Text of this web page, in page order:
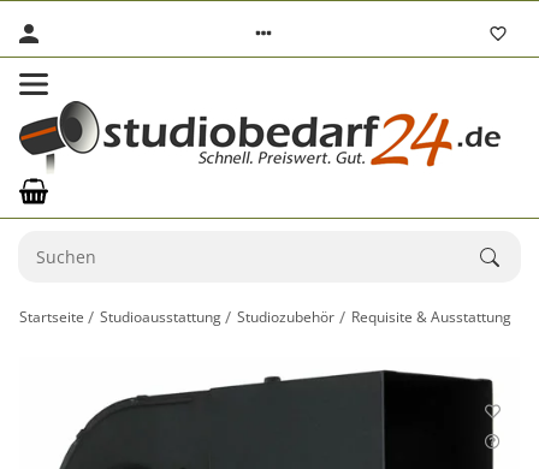
Startseite Studioausstattung Studiozubehör Requisite & Ausstattung